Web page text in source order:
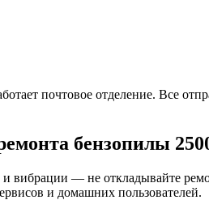
почтовое отделение. Все
бензопилы
и вибрации — не откладывайте
и домашних пользователей.